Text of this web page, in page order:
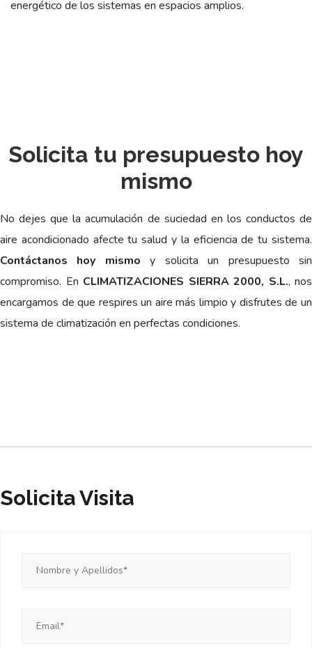
energético de los sistemas en espacios amplios.
Solicita tu presupuesto hoy
mismo
No dejes que la acumulación de suciedad en los conductos de
aire acondicionado afecte tu salud y la eficiencia de tu sistema.
Contáctanos hoy mismo y solicita un presupuesto sin
compromiso. En CLIMATIZACIONES SIERRA 2000, S.L., nos
encargamos de que respires un aire más limpio y disfrutes de un
sistema de climatización en perfectas condiciones.
Solicita Visita